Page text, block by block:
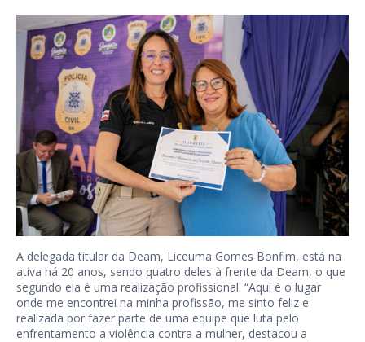
A delegada titular da Deam, Liceuma Gomes Bonfim, está na
ativa há 20 anos, sendo quatro deles à frente da Deam, o que
segundo ela é uma realização profissional. “Aqui é o lugar
onde me encontrei na minha profissão, me sinto feliz e
realizada por fazer parte de uma equipe que luta pelo
enfrentamento a violência contra a mulher, destacou a